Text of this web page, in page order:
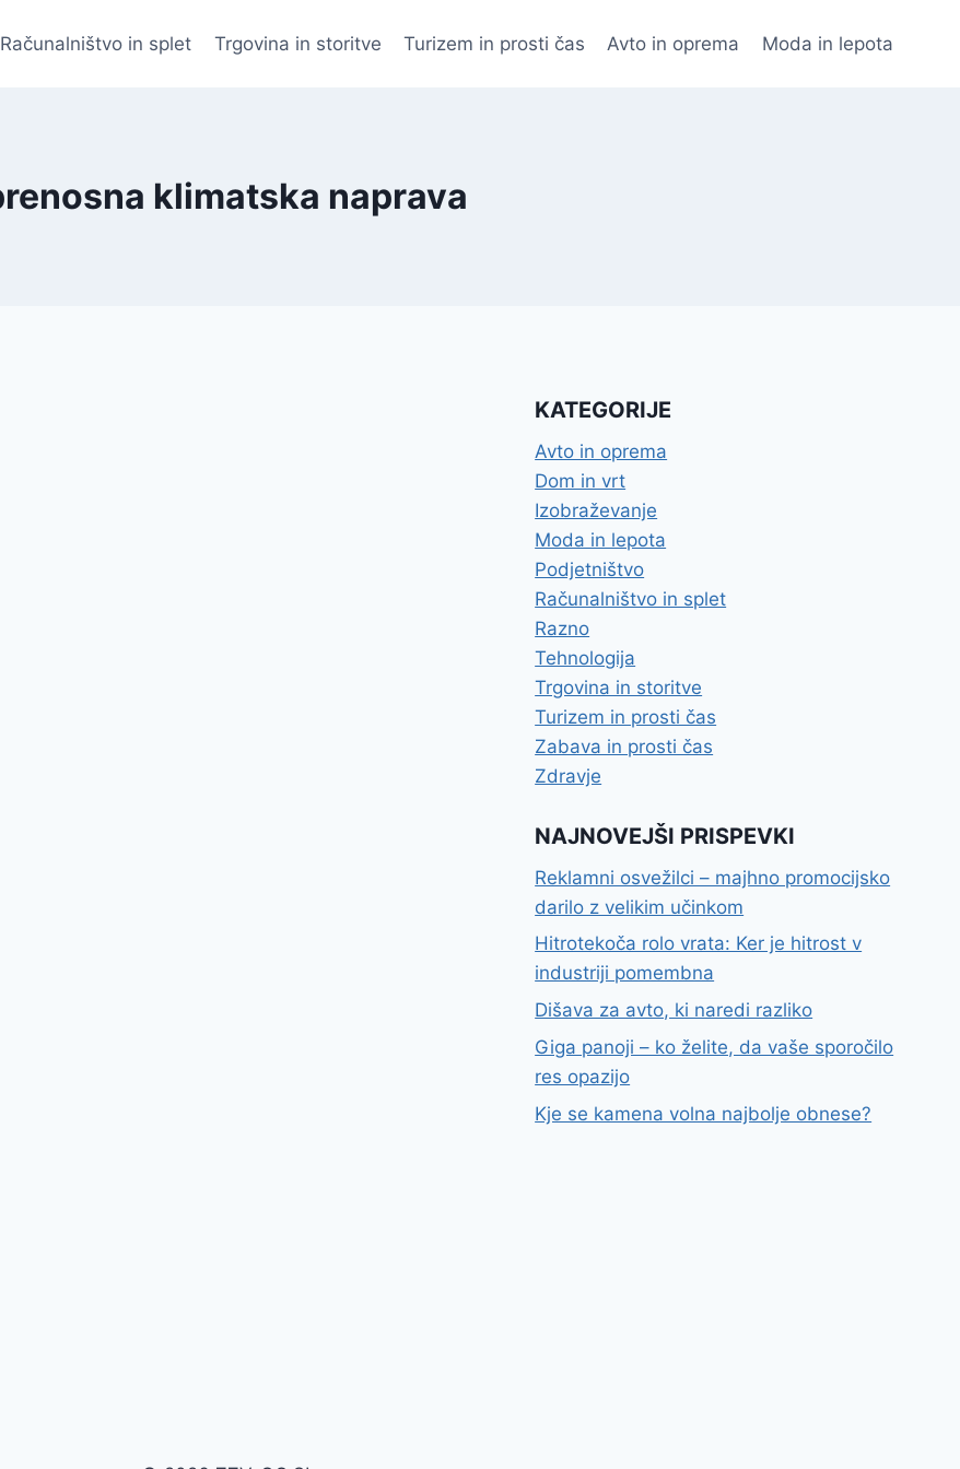
Računalništvo in splet Trgovina in storitve Turizem in prosti čas Avto in oprema Moda in lepota
klimatska naprava
KATEGORIJE
Avto in oprema
Dom in vrt
Izobraževanje
Moda in lepota
Podjetništvo
Računalništvo in splet
Razno
Tehnologija
Trgovina in storitve
Turizem in prosti čas
Zabava in prosti čas
Zdravje
NAJNOVEJŠI PRISPEVKI
Reklamni osvežilci – majhno promocijsko
darilo z velikim učinkom
Hitrotekoča rolo vrata: Ker je hitrost v
industriji pomembna
Dišava za avto, ki naredi razliko
Giga panoji – ko želite, da vaše sporočilo
res opazijo
Kje se kamena volna najbolje obnese?